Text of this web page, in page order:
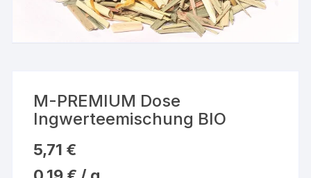
M-PREMIUM Dose
Ingwerteemischung BIO
5,71 €